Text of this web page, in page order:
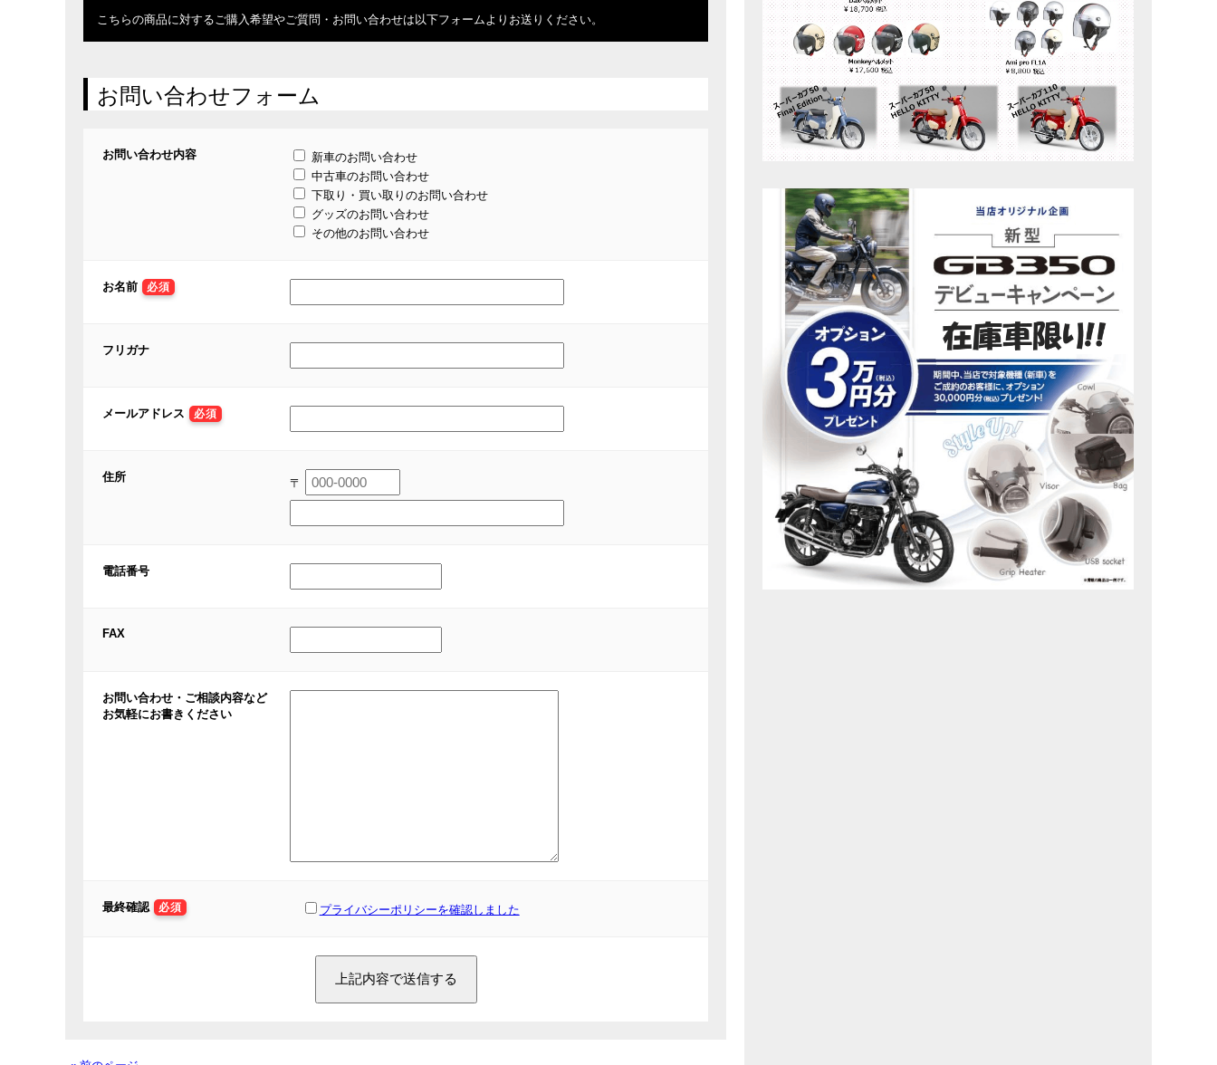
こちらの商品に対するご購入希望やご質問・お問い合わせは以下フォームよりお送りください。
お問い合わせフォーム
お問い合わせ内容
新車のお問い合わせ
中古車のお問い合わせ
下取り・買い取りのお問い合わせ
グッズのお問い合わせ
その他のお問い合わせ
お名前 必須
フリガナ
メールアドレス 必須
住所 〒
電話番号
FAX
お問い合わせ・ご相談内容など
お気軽にお書きください
最終確認 必須 プライバシーポリシーを確認しました